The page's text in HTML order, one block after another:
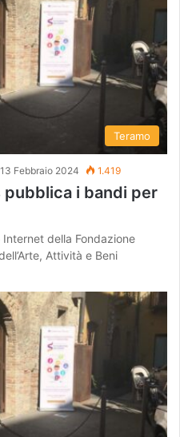
Teramo
13 Febbraio 2024 1.419
pubblica i bandi per
della Fondazione
Attività e Beni